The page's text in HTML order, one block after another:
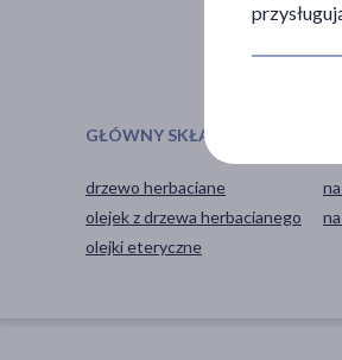
GŁÓWNY SKŁADNIK
drzewo herbaciane
olejek z drzewa herbacianego
olejki eteryczne